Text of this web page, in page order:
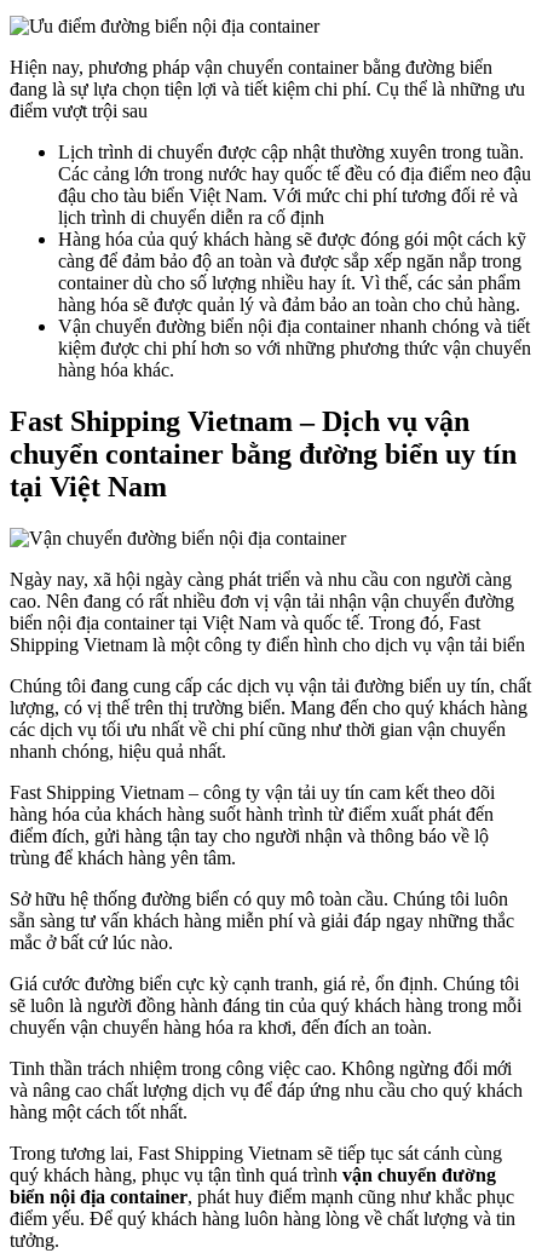
Hiện nay, phương pháp vận chuyển container bằng đường biển
đang là sự lựa chọn tiện lợi và tiết kiệm chi phí. Cụ thể là những ưu
điểm vượt trội sau
Lịch trình di chuyển được cập nhật thường xuyên trong tuần.
Các cảng lớn trong nước hay quốc tế đều có địa điểm neo đậu
đậu cho tàu biển Việt Nam. Với mức chi phí tương đối rẻ và
lịch trình di chuyển diễn ra cố định
Hàng hóa của quý khách hàng sẽ được đóng gói một cách kỹ
càng để đảm bảo độ an toàn và được sắp xếp ngăn nắp trong
container dù cho số lượng nhiều hay ít. Vì thế, các sản phẩm
hàng hóa sẽ được quản lý và đảm bảo an toàn cho chủ hàng.
Vận chuyển đường biển nội địa container nhanh chóng và tiết
kiệm được chi phí hơn so với những phương thức vận chuyển
hàng hóa khác.
Fast Shipping Vietnam – Dịch vụ vận
chuyển container bằng đường biển uy tín
tại Việt Nam
Ngày nay, xã hội ngày càng phát triển và nhu cầu con người càng
cao. Nên đang có rất nhiều đơn vị vận tải nhận vận chuyển đường
biển nội địa container tại Việt Nam và quốc tế. Trong đó, Fast
Shipping Vietnam là một công ty điển hình cho dịch vụ vận tải biển
Chúng tôi đang cung cấp các dịch vụ vận tải đường biển uy tín, chất
lượng, có vị thế trên thị trường biển. Mang đến cho quý khách hàng
các dịch vụ tối ưu nhất về chi phí cũng như thời gian vận chuyển
nhanh chóng, hiệu quả nhất.
Fast Shipping Vietnam – công ty vận tải uy tín cam kết theo dõi
hàng hóa của khách hàng suốt hành trình từ điểm xuất phát đến
điểm đích, gửi hàng tận tay cho người nhận và thông báo về lộ
trùng để khách hàng yên tâm.
Sở hữu hệ thống đường biển có quy mô toàn cầu. Chúng tôi luôn
sẵn sàng tư vấn khách hàng miễn phí và giải đáp ngay những thắc
mắc ở bất cứ lúc nào.
Giá cước đường biển cực kỳ cạnh tranh, giá rẻ, ổn định. Chúng tôi
sẽ luôn là người đồng hành đáng tin của quý khách hàng trong mỗi
chuyến vận chuyển hàng hóa ra khơi, đến đích an toàn.
Tinh thần trách nhiệm trong công việc cao. Không ngừng đổi mới
và nâng cao chất lượng dịch vụ để đáp ứng nhu cầu cho quý khách
hàng một cách tốt nhất.
Trong tương lai, Fast Shipping Vietnam sẽ tiếp tục sát cánh cùng
quý khách hàng, phục vụ tận tình quá trình vận chuyển đường
biển nội địa container, phát huy điểm mạnh cũng như khắc phục
điểm yếu. Để quý khách hàng luôn hàng lòng về chất lượng và tin
tưởng.